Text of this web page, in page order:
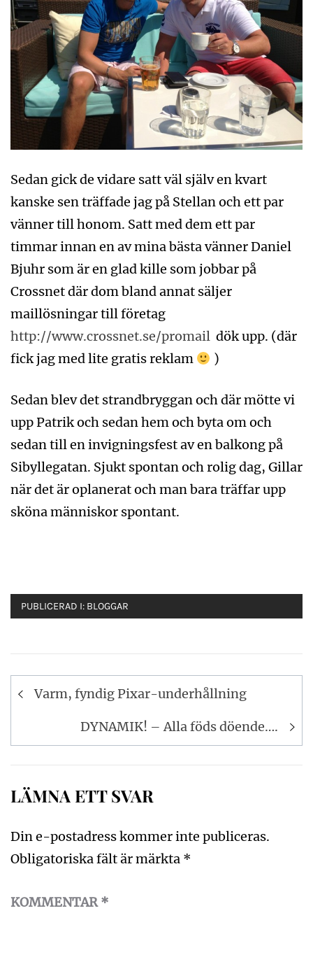
Sedan gick de vidare satt väl själv en kvart
kanske sen träffade jag på Stellan och ett par
vänner till honom. Satt med dem ett par
timmar innan en av mina bästa vänner Daniel
Bjuhr som är en glad kille som jobbar på
Crossnet där dom bland annat säljer
maillösningar till företag
http://www.crossnet.se/promail dök upp. (där
fick jag med lite gratis reklam
)
Sedan blev det strandbryggan och där mötte vi
upp Patrik och sedan hem och byta om och
sedan till en invigningsfest av en balkong på
Sibyllegatan. Sjukt spontan och rolig dag, Gillar
när det är oplanerat och man bara träffar upp
sköna människor spontant.
PUBLICERAD I: BLOGGAR
Inläggsnavigering
Varm, fyndig Pixar-underhållning
DYNAMIK! – Alla föds döende….
LÄMNA ETT SVAR
Din e-postadress kommer inte publiceras.
Obligatoriska fält är märkta *
KOMMENTAR*